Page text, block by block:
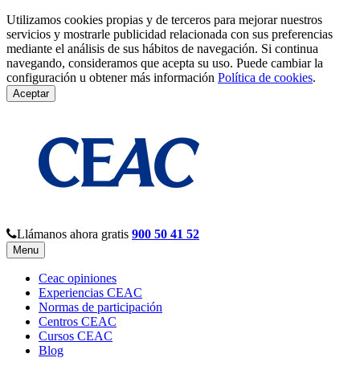
Utilizamos cookies propias y de terceros para mejorar nuestros
servicios y mostrarle publicidad relacionada con sus preferencias
mediante el análisis de sus hábitos de navegación. Si continua
navegando, consideramos que acepta su uso. Puede cambiar la
configuración u obtener más información Política de cookies.
Aceptar
Llámanos ahora gratis 900 50 41 52
Menu
Ceac opiniones
Experiencias CEAC
Normas de participación
Centros CEAC
Cursos CEAC
Blog